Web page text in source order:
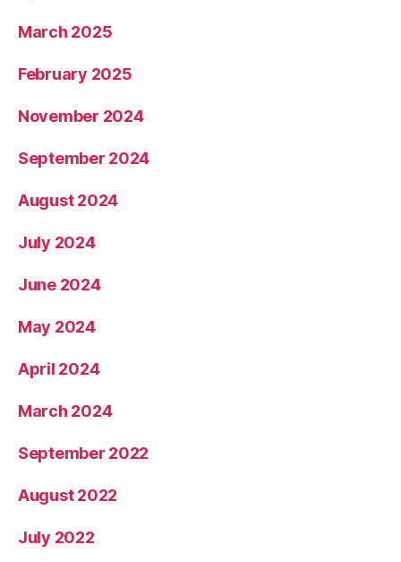
March 2025
February 2025
November 2024
September 2024
August 2024
July 2024
June 2024
May 2024
April 2024
March 2024
September 2022
August 2022
July 2022